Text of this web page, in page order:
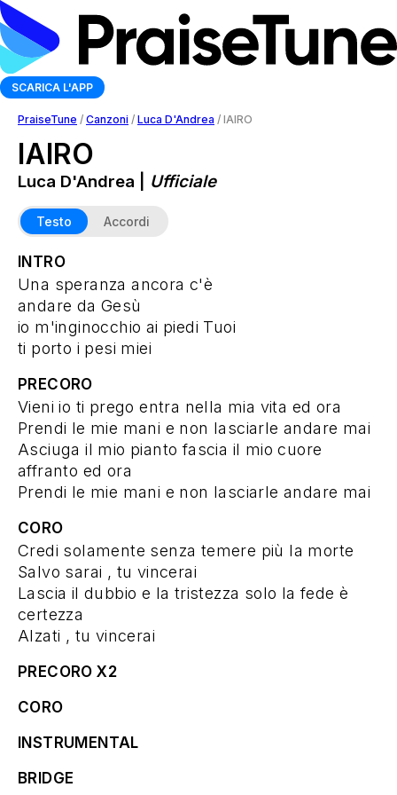
SCARICA L'APP
PraiseTune / Canzoni / Luca D'Andrea / IAIRO
IAIRO
Luca D'Andrea | Ufficiale
Testo Accordi
INTRO
Una speranza ancora c'è
andare da Gesù
io m'inginocchio ai piedi Tuoi
ti porto i pesi miei
PRECORO
Vieni io ti prego entra nella mia vita ed ora
Prendi le mie mani e non lasciarle andare mai
Asciuga il mio pianto fascia il mio cuore
affranto ed ora
Prendi le mie mani e non lasciarle andare mai
CORO
Credi solamente senza temere più la morte
Salvo sarai , tu vincerai
Lascia il dubbio e la tristezza solo la fede è
certezza
Alzati , tu vincerai
PRECORO X2
CORO
INSTRUMENTAL
BRIDGE